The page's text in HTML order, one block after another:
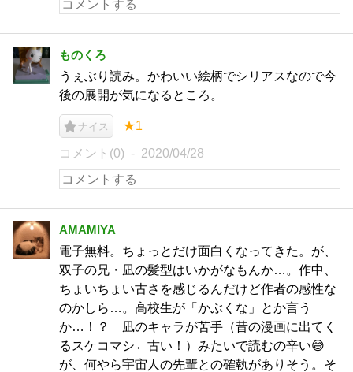
ものくろ
うぇぶり読み。かわいい絵柄でシリアスなので今
後の展開が気になるところ。
ナイス ★1
コメント(0) 2020/04/28
AMAMIYA
電子無料。ちょっとだけ面白くなってきた。が、
双子の兄・凪の髪型はいかがなもんか…。作中、
ちょいちょい古さを感じるんだけど作者の感性な
のかしら…。高校生が「かぶくな」とか言う
か…！？ 凪のキャラが苦手（昔の漫画に出てく
るスケコマシ←古い！）みたいで読むの辛い😅
が、何やら宇宙人の先輩との確執がありそう。そ